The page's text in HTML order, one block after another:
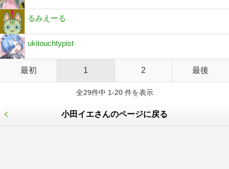
るみえーる
ukitouchtypist
最初 1 2 最後
全29件中 1-20 件を表示
小田イエさんのページに戻る